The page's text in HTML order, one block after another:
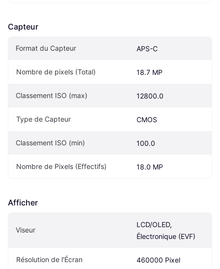
Capteur
Format du Capteur APS-C
Nombre de pixels (Total) 18.7 MP
Classement ISO (max) 12800.0
Type de Capteur CMOS
Classement ISO (min) 100.0
Nombre de Pixels (Effectifs) 18.0 MP
Afficher
Viseur
LCD/OLED,
Électronique (EVF)
Résolution de l'Écran 460000 Pixel